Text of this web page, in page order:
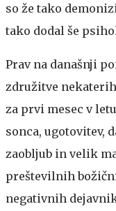
so že tako
tako dodal še
Prav na današnji
združitve
za prvi mesec v
sonca, ugotovitev,
zaobljub in velik
preštevilnih
negativnih